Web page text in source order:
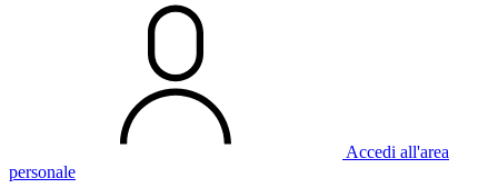
Accedi all'area
personale